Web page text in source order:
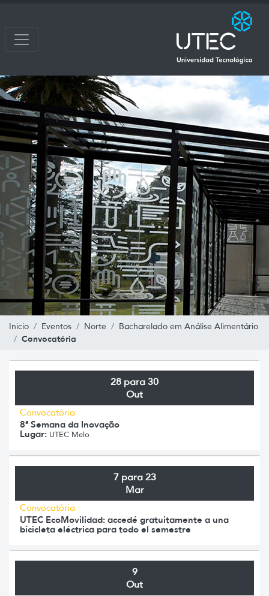
Inicio Eventos Norte Bacharelado em Análise Alimentário
Convocatória
28 para 30
Out
Convocatória
8ª Semana da Inovação
Lugar: UTEC Melo
7 para 23
Mar
Convocatória
UTEC EcoMovilidad: accedé gratuitamente a una
bicicleta eléctrica para todo el semestre
9
Out